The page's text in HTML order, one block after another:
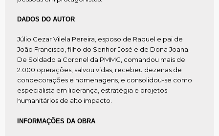
DADOS DO AUTOR
Júlio Cezar Vilela Pereira, esposo de Raquel e pai de
João Francisco, filho do Senhor José e de Dona Joana.
De Soldado a Coronel da PMMG, comandou mais de
2.000 operações, salvou vidas, recebeu dezenas de
condecorações e homenagens, e consolidou-se como
especialista em liderança, estratégia e projetos
humanitários de alto impacto.
INFORMAÇÕES DA OBRA